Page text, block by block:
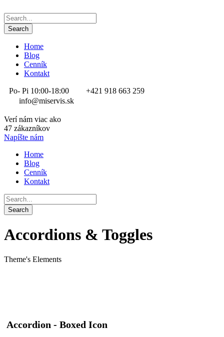
Home
Blog
Cenník
Kontakt
Po- Pi 10:00-18:00
+421 918 663 259
info@miservis.sk
Verí nám viac ako
47 zákazníkov
Napíšte nám
Home
Blog
Cenník
Kontakt
Accordions & Toggles
Theme's Elements
Accordion - Boxed Icon